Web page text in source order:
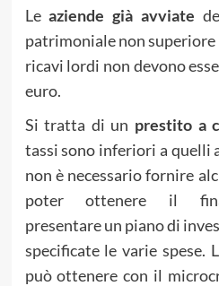
Leaziende già avviate
patrimoniale non
ricavi lordi non devono
euro.
Si tratta di un prestito a
tassi sono inferiori a quelli
non è necessario fornire
poter ottenere il
presentare un piano di
specificate le varie spese.
può ottenere con il